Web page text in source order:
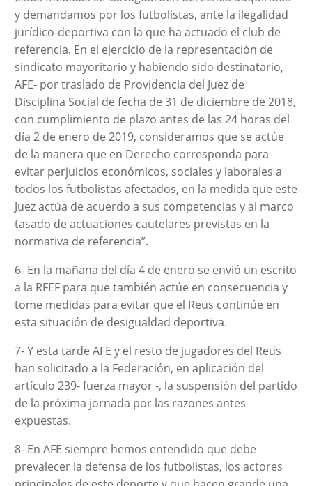
y demandamos por los futbolistas, ante la ilegalidad
jurídico-deportiva con la que ha actuado el club de
referencia. En el ejercicio de la representación de
sindicato mayoritario y habiendo sido destinatario,-
AFE- por traslado de Providencia del Juez de
Disciplina Social de fecha de 31 de diciembre de 2018,
con cumplimiento de plazo antes de las 24 horas del
día 2 de enero de 2019, consideramos que se actúe
de la manera que en Derecho corresponda para
evitar perjuicios económicos, sociales y laborales a
todos los futbolistas afectados, en la medida que este
Juez actúa de acuerdo a sus competencias y al marco
tasado de actuaciones cautelares previstas en la
normativa de referencia”.
6- En la mañana del día 4 de enero se envió un escrito
a la RFEF para que también actúe en consecuencia y
tome medidas para evitar que el Reus continúe en
esta situación de desigualdad deportiva.
7- Y esta tarde AFE y el resto de jugadores del Reus
han solicitado a la Federación, en aplicación del
artículo 239- fuerza mayor -, la suspensión del partido
de la próxima jornada por las razones antes
expuestas.
8- En AFE siempre hemos entendido que debe
prevalecer la defensa de los futbolistas, los actores